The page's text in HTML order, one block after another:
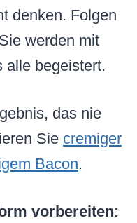
denken. Folgen
werden mit
alle begeistert.
das nie
Sie cremiger
Bacon.
vorbereiten: